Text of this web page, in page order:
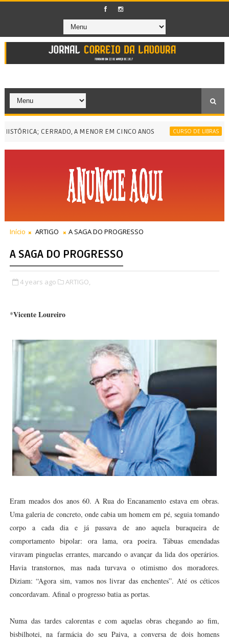
CERRADO, A MENOR EM CINCO ANOS CURSO DE LIBRAS
Início ARTIGO A SAGA DO PROGRESSO
A SAGA DO PROGRESSO
4 years ago ARTIGO,
*Vicente Loureiro
Eram meados dos anos 60. A Rua do Encanamento estava em obras.
Uma galeria de concreto, onde cabia um homem em pé, seguia tomando
corpo a cada dia e já passava de ano aquela buraqueira de
comportamento bipolar: ora lama, ora poeira. Tábuas emendadas
viravam pinguelas errantes, marcando o avançar da lida dos operários.
Havia transtornos, mas nada turvava o otimismo dos moradores.
Diziam: “Agora sim, vamos nos livrar das enchentes”. Até os céticos
concordavam. Afinal o progresso batia as portas.
Numa das tardes calorentas e com aquelas obras chegando ao fim,
bisbilhotei, na farmácia do seu Paiva, a conversa de dois homens